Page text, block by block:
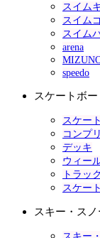
スイム
スイム
スイム
arena
speedo
スケートボー
スケー
コンプ
デッキ
ウィー
トラック
スケー
スキー・ス